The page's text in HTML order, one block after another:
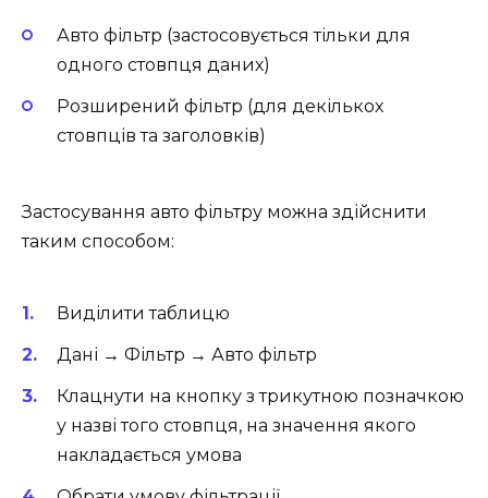
Авто фільтр (застосовується тільки для
одного стовпця даних)
Розширений фільтр (для декількох
стовпців та заголовків)
Застосування авто фільтру можна здійснити
таким способом:
Виділити таблицю
Дані → Фільтр → Авто фільтр
Клацнути на кнопку з трикутною позначкою
у назві того стовпця, на значення якого
накладається умова